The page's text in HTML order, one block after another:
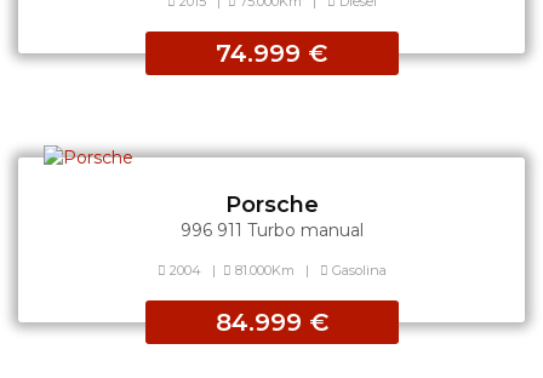
74.999 €
Porsche
996 911 Turbo manual
2004 | 81.000Km | Gasolina
84.999 €